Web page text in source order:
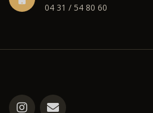
04 31 / 54 80 60